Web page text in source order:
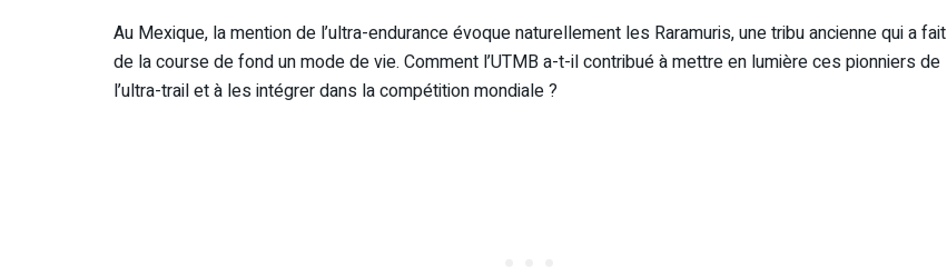
Au Mexique, la mention de l’ultra-endurance évoque naturellement les Raramuris, une tribu ancienne qui a fait
de la course de fond un mode de vie. Comment l’UTMB a-t-il contribué à mettre en lumière ces pionniers de
l’ultra-trail et à les intégrer dans la compétition mondiale ?